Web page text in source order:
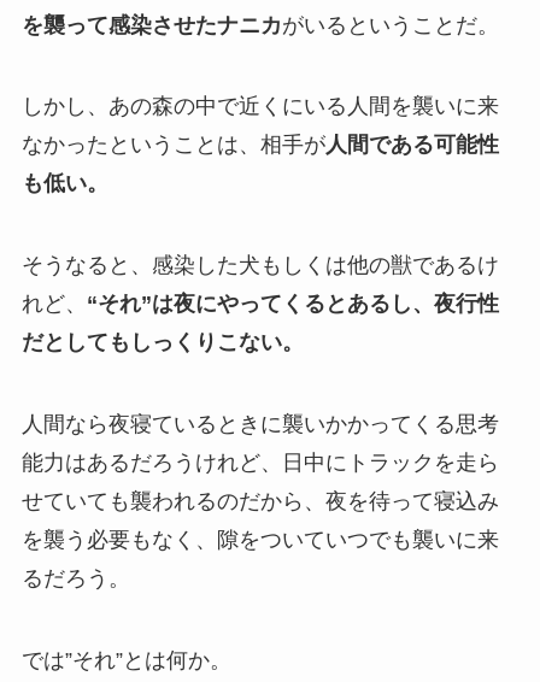
を襲って感染させたナニカがいるということだ。
しかし、あの森の中で近くにいる人間を襲いに来
なかったということは、相手が人間である可能性
も低い。
そうなると、感染した犬もしくは他の獣であるけ
れど、 “それ”は夜にやってくるとあるし、夜行性
だとしてもしっくりこない。
人間なら夜寝ているときに襲いかかってくる思考
能力はあるだろうけれど、日中にトラックを走ら
せていても襲われるのだから、夜を待って寝込み
を襲う必要もなく、隙をついていつでも襲いに来
るだろう。
では”それ”とは何か。